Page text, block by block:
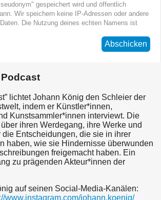
gespeichert wird und öffentlich
Wir speichern keine IP-Adressen oder andere
Die Nutzung deines echten Namens ist
Abschicken
lichtet Johann König den Schleier der
indem er Künstler*innen,
Kunstsammler*innen interviewt. Die
ihren Werdegang, ihre Werke und
die Entscheidungen, die sie in ihrer
haben, wie sie Hindernisse überwunden
freigemacht haben. Ein
zu prägenden Akteur*innen der
auf seinen Social-Media-Kanälen:
www.instagram.com/johann.koenig/